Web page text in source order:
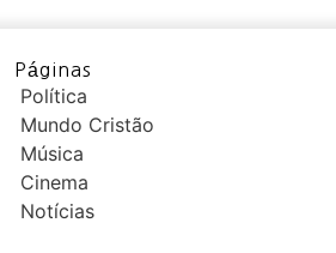
Páginas
Política
Mundo Cristão
Música
Cinema
Notícias